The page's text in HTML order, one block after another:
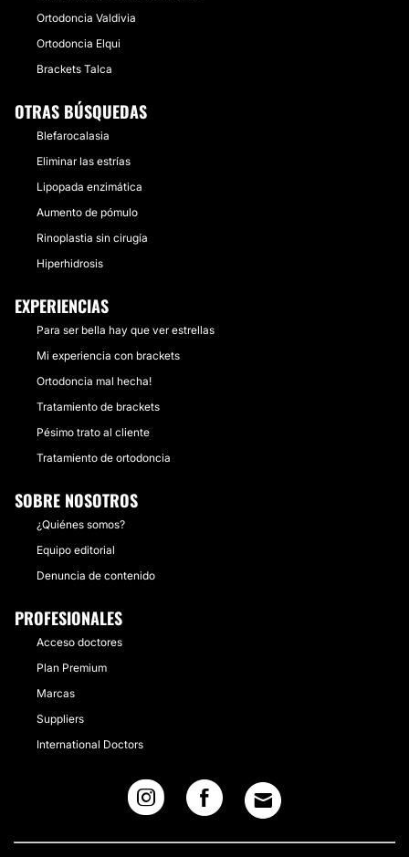
Ortodoncia Valdivia
Ortodoncia Elqui
Brackets Talca
OTRAS BÚSQUEDAS
Blefarocalasia
Eliminar las estrías
Lipopada enzimática
Aumento de pómulo
Rinoplastia sin cirugía
Hiperhidrosis
EXPERIENCIAS
Para ser bella hay que ver estrellas
Mi experiencia con brackets
Ortodoncia mal hecha!
Tratamiento de brackets
Pésimo trato al cliente
Tratamiento de ortodoncia
SOBRE NOSOTROS
¿Quiénes somos?
Equipo editorial
Denuncia de contenido
PROFESIONALES
Acceso doctores
Plan Premium
Marcas
Suppliers
International Doctors